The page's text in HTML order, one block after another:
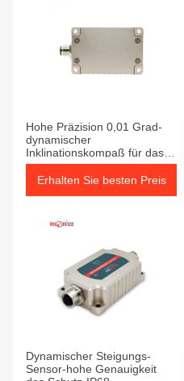
Hohe Präzision 0,01 Grad-
dynamischer
Inklinationskompaß für das
genaues Messen und
Analyse
Erhalten Sie besten Preis
Dynamischer Steigungs-
Sensor-hohe Genauigkeit